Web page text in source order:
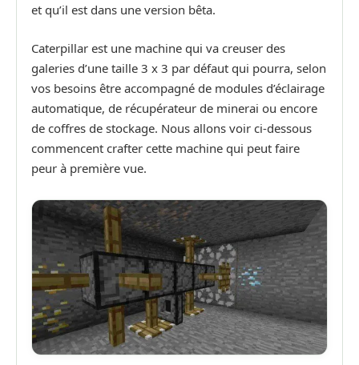
et qu’il est dans une version bêta.
Caterpillar est une machine qui va creuser des
galeries d’une taille 3 x 3 par défaut qui pourra, selon
vos besoins être accompagné de modules d’éclairage
automatique, de récupérateur de minerai ou encore
de coffres de stockage. Nous allons voir ci-dessous
commencent crafter cette machine qui peut faire
peur à première vue.